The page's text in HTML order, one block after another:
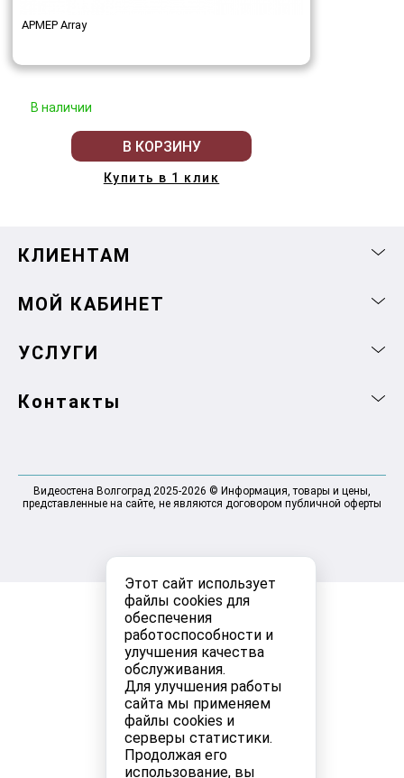
Этот сайт использует
файлы cookies для
обеспечения
работоспособности и
улучшения качества
обслуживания.
Для улучшения работы
сайта мы применяем
файлы cookies и
серверы статистики.
Продолжая его
использование, вы
АРМЕР Array
В наличии
В КОРЗИНУ
Купить в 1 клик
КЛИЕНТАМ
МОЙ КАБИНЕТ
УСЛУГИ
Контакты
Видеостена Волгоград 2025-2026 © Информация, товары и цены,
представленные на сайте, не являются договором публичной оферты